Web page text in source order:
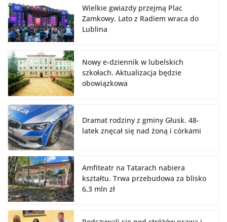
Wielkie gwiazdy przejmą Plac
Zamkowy. Lato z Radiem wraca do
Lublina
Nowy e-dziennik w lubelskich
szkołach. Aktualizacja będzie
obowiązkowa
Dramat rodziny z gminy Głusk. 48-
latek znęcał się nad żoną i córkami
Amfiteatr na Tatarach nabiera
kształtu. Trwa przebudowa za blisko
6,3 mln zł